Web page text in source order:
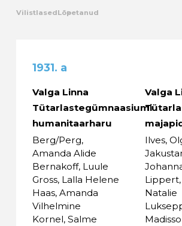
VilistlasedLõpetanud
1931. a
Valga Linna
Tütarlastegümnaasiumi
humanitaarharu
Berg/Perg,
Amanda Alide
Bernakoff, Luule
Gross, Lalla Helene
Haas, Amanda
Vilhelmine
Kornel, Salme
Valga
Ilves,
Natalie
Järelvalve